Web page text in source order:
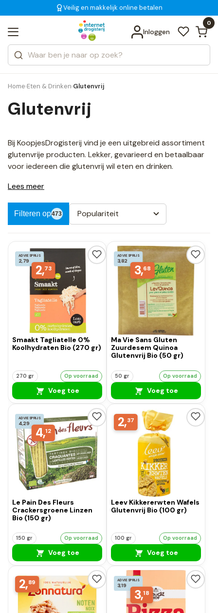
Gratis bezorging
Veilig en makkelijk online betalen
Op werkdagenvoor 18:00 uur besteld, morgen in huis
Inloggen
0
Zoeken
Categorieën
Merken
Bekijk alle resultaten
Home›Eten & Drinken›Glutenvrij
Glutenvrij
Bij KoopjesDrogisterij vind je een uitgebreid assortiment
glutenvrije producten. Lekker, gevarieerd en betaalbaar
voor iedereen die glutenvrij wil eten en drinken.
Lees meer
Filteren op473 Populariteit
ADVIESPRIJS
2,79
2,73
Smaakt Tagliatelle 0%
Koolhydraten Bio (270 gr)
270 gr Op voorraad
Voeg toe
ADVIESPRIJS
3,82
3,68
Ma Vie Sans Gluten
Zuurdesem Quinoa
Glutenvrij Bio (50 gr)
50 gr Op voorraad
Voeg toe
ADVIESPRIJS
4,29
4,12
Le Pain Des Fleurs
Crackersgroene Linzen
Bio (150 gr)
150 gr Op voorraad
Voeg toe
2,37
Leev Kikkererwten Wafels
Glutenvrij Bio (100 gr)
100 gr Op voorraad
Voeg toe
2,89 ADVIESPRIJS
3,19
3,18